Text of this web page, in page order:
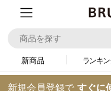
新商品 ランキ
新規会員登録で すぐに